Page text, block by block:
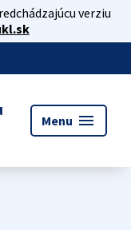
verziu
Menu menu